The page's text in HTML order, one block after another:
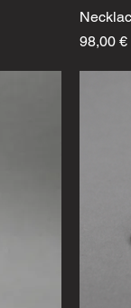
Preis
98,00 €